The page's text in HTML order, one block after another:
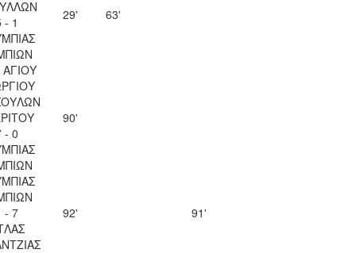
- 1
29' 63'
- 0
90'
- 7
92' 91'